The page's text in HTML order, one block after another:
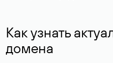
Как узнать
домена